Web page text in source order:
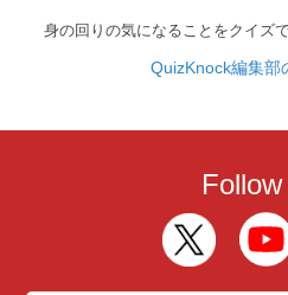
身の回りの気になることをクイズ
QuizKnock編集部